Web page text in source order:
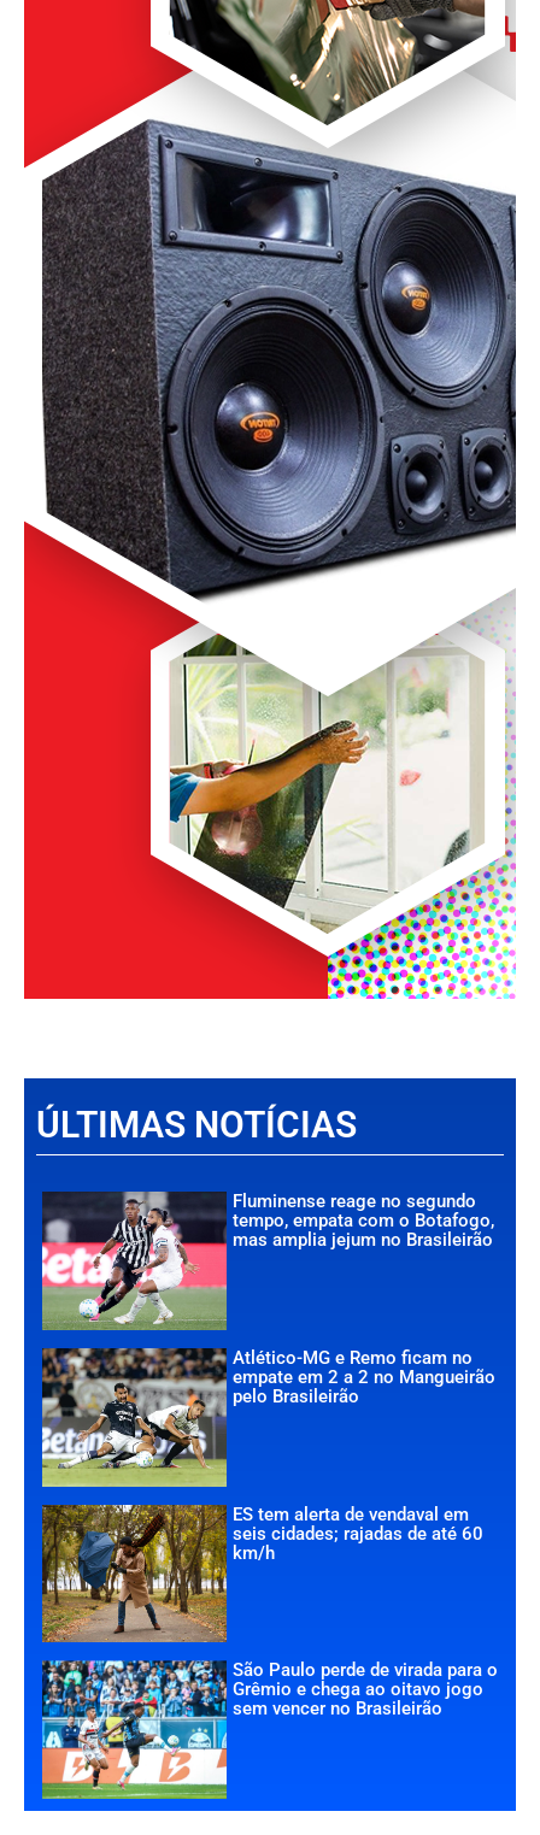
ÚLTIMAS NOTÍCIAS
Fluminense reage no segundo
tempo, empata com o Botafogo,
mas amplia jejum no Brasileirão
Atlético-MG e Remo ficam no
empate em 2 a 2 no Mangueirão
pelo Brasileirão
ES tem alerta de vendaval em
seis cidades; rajadas de até 60
km/h
São Paulo perde de virada para o
Grêmio e chega ao oitavo jogo
sem vencer no Brasileirão